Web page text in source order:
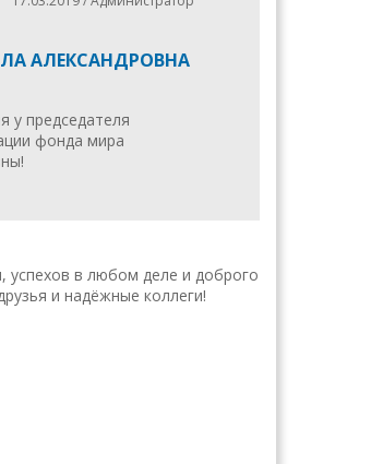
АЛЕКСАНДРОВНА
у председателя
фонда мира
в любом деле и доброго
и надёжные коллеги!